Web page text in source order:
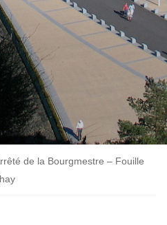
de la Bourgmestre – Fouille